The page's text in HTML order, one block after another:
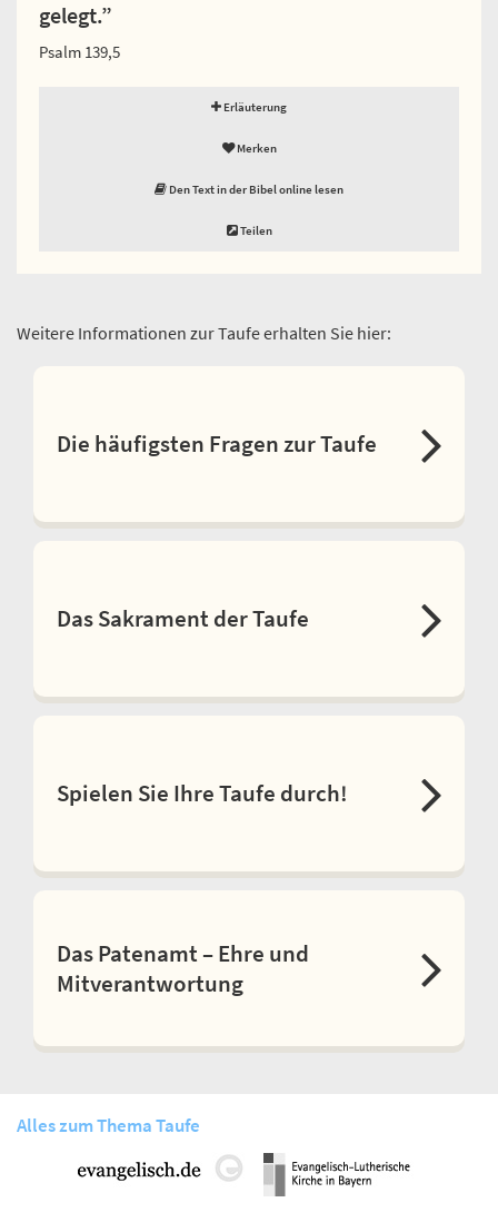
gelegt.”
Psalm 139,5
Erläuterung
Merken
Den Text in der Bibel online lesen
Teilen
Weitere Informationen zur Taufe erhalten Sie hier:
Die häufigsten Fragen zur Taufe
Das Sakrament der Taufe
Spielen Sie Ihre Taufe durch!
Das Patenamt – Ehre und
Mitverantwortung
Alles zum Thema Taufe